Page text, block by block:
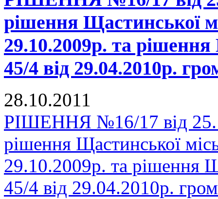
рішення Щастинської
29.10.2009р. та
45/4 від 29.04.2010р.
28.10.2011
РІШЕННЯ №16/17 від
рішення Щастинської
29.10.2009р. та рішення
45/4 від 29.04.2010р.